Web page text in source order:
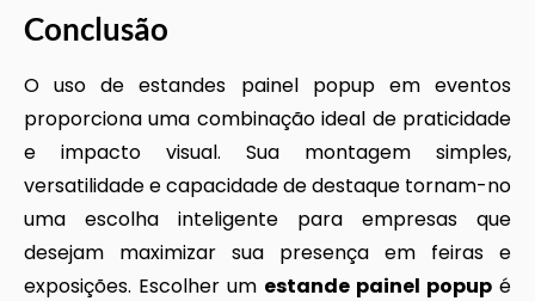
Conclusão
O uso de estandes painel popup em eventos
proporciona uma combinação ideal de praticidade
e impacto visual. Sua montagem simples,
versatilidade e capacidade de destaque tornam-no
uma escolha inteligente para empresas que
desejam maximizar sua presença em feiras e
exposições. Escolher um estande painel popup é